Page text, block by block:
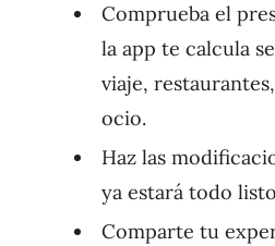
Comprueba el
la app te calcula
viaje,
ocio.
Haz las
ya estará todo
Comparte tu